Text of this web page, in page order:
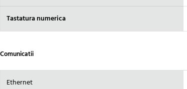
Tastatura numerica
Comunicatii
Ethernet